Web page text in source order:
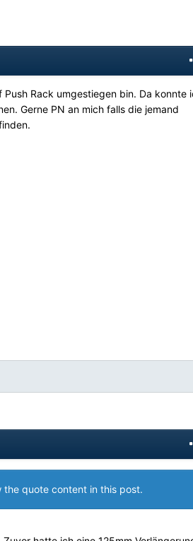
Rack umgestiegen bin. Da konnte
Gerne PN an mich falls die jemand
the quote content in this post.